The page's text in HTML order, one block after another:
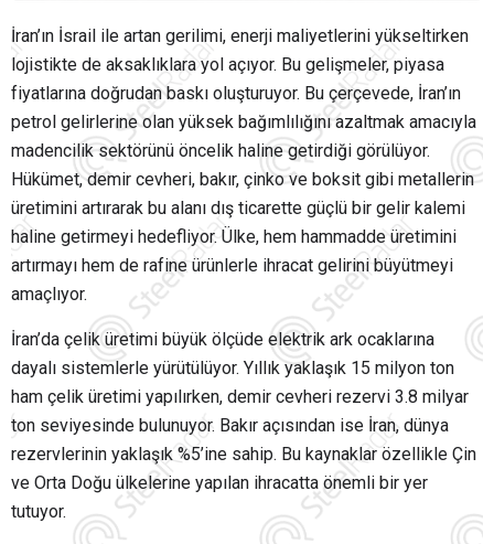
İran’ın İsrail ile artan gerilimi, enerji maliyetlerini yükseltirken
lojistikte de aksaklıklara yol açıyor. Bu gelişmeler, piyasa
fiyatlarına doğrudan baskı oluşturuyor. Bu çerçevede, İran’ın
petrol gelirlerine olan yüksek bağımlılığını azaltmak amacıyla
madencilik sektörünü öncelik haline getirdiği görülüyor.
Hükümet, demir cevheri, bakır, çinko ve boksit gibi metallerin
üretimini artırarak bu alanı dış ticarette güçlü bir gelir kalemi
haline getirmeyi hedefliyor. Ülke, hem hammadde üretimini
artırmayı hem de rafine ürünlerle ihracat gelirini büyütmeyi
amaçlıyor.
İran’da çelik üretimi büyük ölçüde elektrik ark ocaklarına
dayalı sistemlerle yürütülüyor. Yıllık yaklaşık 15 milyon ton
ham çelik üretimi yapılırken, demir cevheri rezervi 3.8 milyar
ton seviyesinde bulunuyor. Bakır açısından ise İran, dünya
rezervlerinin yaklaşık %5’ine sahip. Bu kaynaklar özellikle Çin
ve Orta Doğu ülkelerine yapılan ihracatta önemli bir yer
tutuyor.